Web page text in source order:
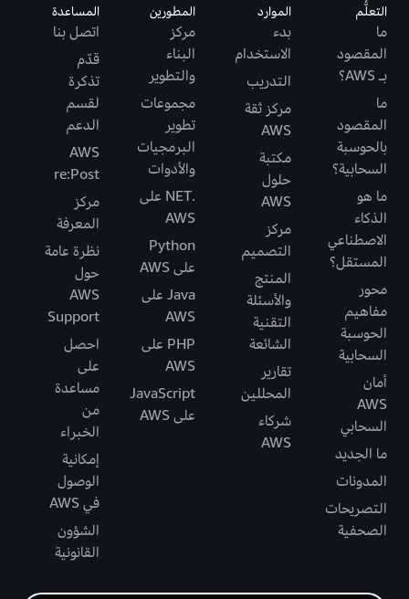
التعلُّم
ما
المقصود
بـ AWS؟
ما
المقصود
بالحوسبة
السحابية؟
ما هو
الذكاء
الاصطناعي
المستقل؟
محور
مفاهيم
الحوسبة
السحابية
أمان
AWS
السحابي
ما الجديد
المدونات
التصريحات
الصحفية
الموارد
بدء
الاستخدام
التدريب
مركز ثقة
AWS
مكتبة
حلول
AWS
مركز
التصميم
المنتج
والأسئلة
التقنية
الشائعة
تقارير
المحللين
شركاء
AWS
المطورين
مركز
البناء
والتطوير
مجموعات
تطوير
البرمجيات
والأدوات
.NET على
AWS
Python
على AWS
Java على
AWS
PHP على
AWS
JavaScript
على AWS
المساعدة
اتصل بنا
قدّم
تذكرة
لقسم
الدعم
AWS
re:Post
مركز
المعرفة
نظرة عامة
حول
AWS
Support
احصل
على
مساعدة
من
الخبراء
إمكانية
الوصول
في AWS
الشؤون
القانونية